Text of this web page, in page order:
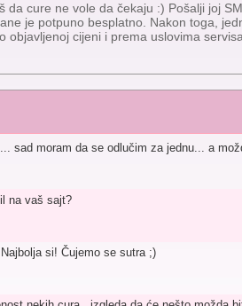
da cure ne vole da čekaju :) Pošalji joj
je potpuno besplatno. Nakon toga,
objavljenoj cijeni i prema uslovima
sad moram da se odlučim za jednu... a
na vaš sajt?
si! Čujemo se sutra ;)